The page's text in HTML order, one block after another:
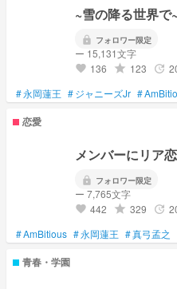
~雪の降る世界で
lock フォロワー限定
ー 15,131文字
favorite 136 grade 123 update
#永岡蓮王 #ジャニーズJr #
恋愛
メンバーにリア
lock フォロワー限定
ー 7,765文字
favorite 442 grade 329 update
#AmBitious #永岡蓮王 #真弓孟之
青春・学園